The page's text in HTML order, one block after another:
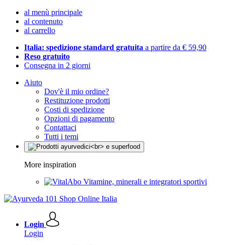
al menù principale
al contenuto
al carrello
Italia: spedizione standard gratuita a partire da € 59,90
Reso gratuito
Consegna in 2 giorni
Aiuto
Dov'è il mio ordine?
Restituzione prodotti
Costi di spedizione
Opzioni di pagamento
Contattaci
Tutti i temi
More inspiration
Vitamine, minerali e integratori sportivi
Login
Login